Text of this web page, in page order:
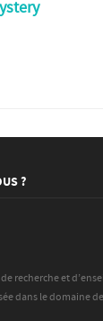
?
recherche et
dans le domaine